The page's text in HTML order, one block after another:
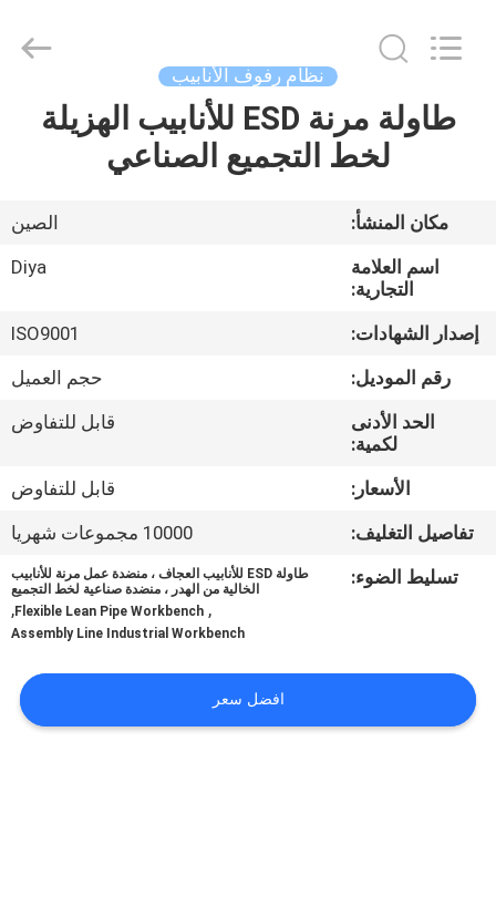
مسكن
معلومات
جولة
مراقبة
الجودة
أخبار
نظام رفوف الأنابيب
طاولة مرنة ESD للأنابيب الهزيلة
لخط التجميع الصناعي
مكان المنشأ:
الصين
اسم العلامة
التجارية:
Diya
إصدار الشهادات:
ISO9001
رقم الموديل:
حجم العميل
الحد الأدنى
لكمية:
قابل للتفاوض
الأسعار:
قابل للتفاوض
تفاصيل التغليف:
10000 مجموعات شهريا
تسليط الضوء:
طاولة ESD للأنابيب العجاف ، منضدة عمل مرنة للأنابيب
الخالية من الهدر ، منضدة صناعية لخط التجميع
,
Flexible Lean Pipe Workbench
,
Assembly Line Industrial Workbench
افضل سعر